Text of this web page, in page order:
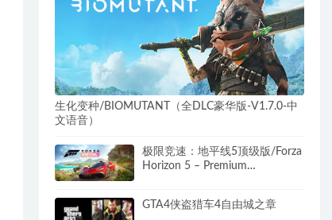
生化变种/BIOMUTANT（全DLC豪华版-V1.7.0-中
文语音）
极限竞速：地平线5顶级版/Forza
Horizon 5 – Premium
GTA4侠盗猎车4自由城之章